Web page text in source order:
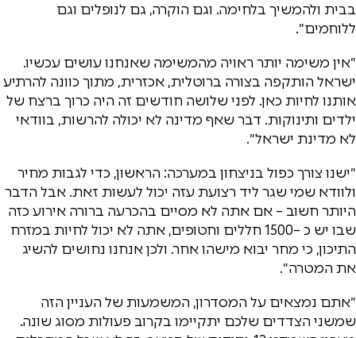
בבית ולהמשיך בלחימה. וגם הוקרה, גם לנופלים וגם
ללוחמים״.
״אין משימה יותר ראויה מהמשימה שאנחנו עושים עכשיו.
ישראל הותקפה בצורה ברוטלית, אכזרית, מתוך כוונה להרתיע
אותנו לחיות כאן. לפני שלושה חודשים זה היה כרוך ברצח של
ילדים ותינוקות. דבר שאף מדינה לא יכולה להרשות, בוודאי
לא מדינת ישראל״.
״ישנו צורך כפול בניצחון במערכה: הראשון, כדי לגבות מחיר
ולוודא שמי שגר ליד רצועת עזה יכול לעשות זאת. אבל הדבר
היותר חשוב – אם אתה לא מסיים בהכרעה ברורה אירוע כזה
שבו יש כ –1500 חללים וחטופים, אתה לא יכול לחיות במזרח
התיכון, כי מחר יבוא מישהו אחר. ולכן אנחנו נחושים להשיג
את המטרה״.
״אתם נמצאים על המסדרון, המשמעות של העניין הזה
שמשני הצדדים שלכם יתקיימו בקרוב פעולות מסוג שונה.